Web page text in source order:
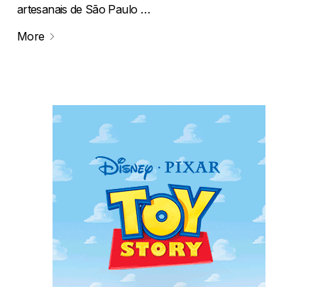
artesanais de São Paulo …
More